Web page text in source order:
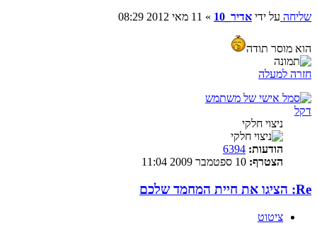
שליחה על ידי אדיר_10 » 11 מאי 2012 08:29
הוא מוסר תודה
חזרה למעלה
דקל
ניצוי חלקי
הודעות: 6394
הצטרף:
Re: הציגו את חיית המחמד שלכם
ציטוט